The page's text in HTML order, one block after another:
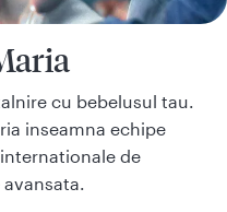
cu bebelusul tau.
inseamna echipe
de